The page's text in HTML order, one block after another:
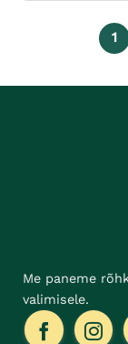
saab
1
Me paneme
valimisele.